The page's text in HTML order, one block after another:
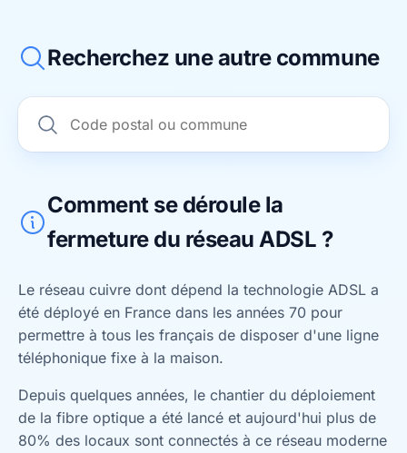
Recherchez une autre commune
Comment se déroule la
fermeture du réseau ADSL ?
Le réseau cuivre dont dépend la technologie ADSL a
été déployé en France dans les années 70 pour
permettre à tous les français de disposer d'une ligne
téléphonique fixe à la maison.
Depuis quelques années, le chantier du déploiement
de la fibre optique a été lancé et aujourd'hui plus de
80% des locaux sont connectés à ce réseau moderne